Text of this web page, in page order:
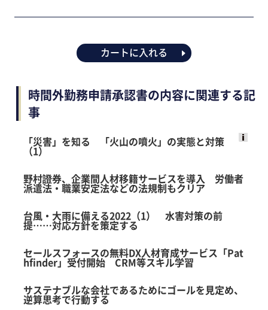
カートに入れる
時間外勤務申請承認書の内容に関連する記
事
logly
「災害」を知る 「火山の噴火」の実態と対策
（1）
野村證券、企業間人材移籍サービスを導入 労働者
派遣法・職業安定法などの法規制もクリア
台風・大雨に備える2022（1） 水害対策の前
提……対応方針を策定する
セールスフォースの無料DX人材育成サービス「Pat
hfinder」受付開始 CRM等スキル学習
サステナブルな会社であるためにゴールを見定め、
逆算思考で行動する